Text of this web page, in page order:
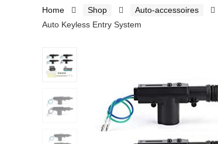
Home Shop Auto-accessoires
Auto Keyless Entry System